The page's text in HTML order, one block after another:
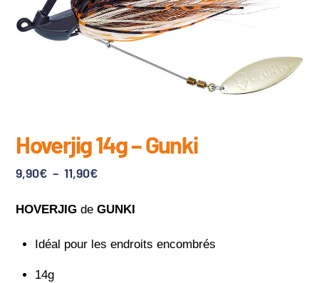
Hoverjig 14g – Gunki
9,90€ – 11,90€Plage
prix :
à
HOVERJIG deGUNKI
Idéal pour les endroits encombrés
14g